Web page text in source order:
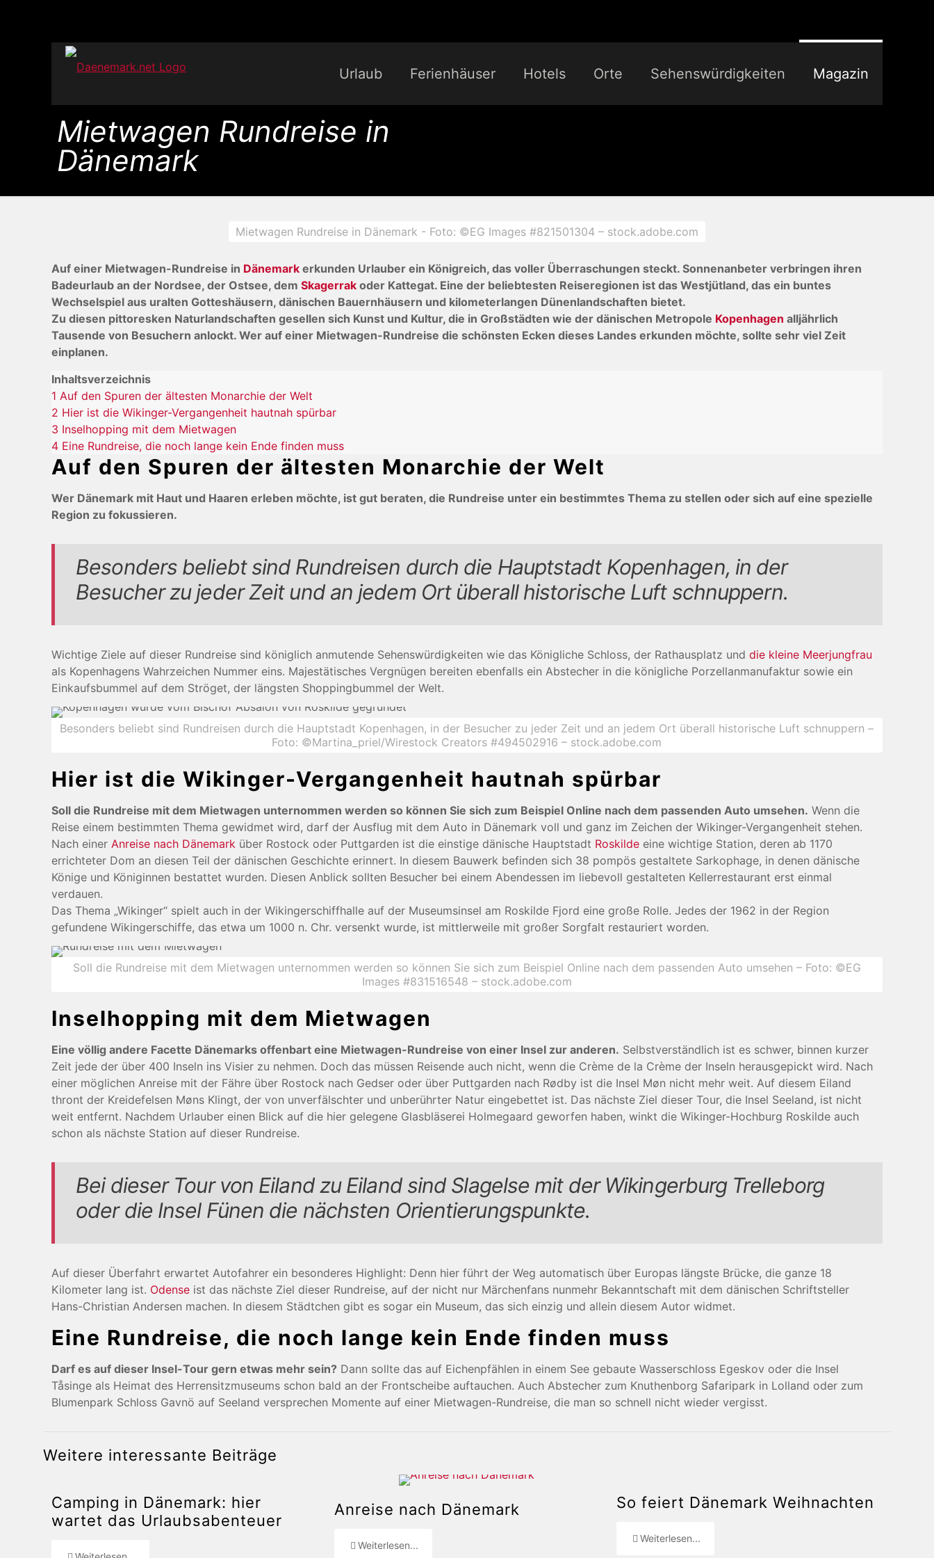
Urlaub Ferienhäuser Hotels Orte Sehenswürdigkeiten Magazin
Mietwagen Rundreise in
Dänemark
Mietwagen Rundreise in Dänemark - Foto: ©EG Images #821501304 – stock.adobe.com
Auf einer Mietwagen-Rundreise in Dänemark erkunden Urlauber ein Königreich, das voller Überraschungen steckt. Sonnenanbeter verbringen ihren
Badeurlaub an der Nordsee, der Ostsee, demSkagerrak oder Kattegat. Eine der beliebtesten Reiseregionen ist das Westjütland, das ein buntes
Wechselspiel aus uralten Gotteshäusern, dänischen Bauernhäusern und kilometerlangen Dünenlandschaften bietet.
Zu diesen pittoresken Naturlandschaften gesellen sich Kunst und Kultur, die in Großstädten wie der dänischen Metropole Kopenhagen alljährlich
Tausende von Besuchern anlockt. Wer auf einer Mietwagen-Rundreise die schönsten Ecken dieses Landes erkunden möchte, sollte sehr viel Zeit
einplanen.
Inhaltsverzeichnis
1 Auf den Spuren der ältesten Monarchie der Welt
2 Hier ist die Wikinger-Vergangenheit hautnah spürbar
3 Inselhopping mit dem Mietwagen
4 Eine Rundreise, die noch lange kein Ende finden muss
Auf den Spuren der ältesten Monarchie der Welt
Wer Dänemark mit Haut und Haaren erleben möchte, ist gut beraten, die Rundreise unter ein bestimmtes Thema zu stellen oder sich auf eine spezielle
Region zu fokussieren.
Besonders beliebt sind Rundreisen durch die Hauptstadt Kopenhagen, in der
Besucher zu jeder Zeit und an jedem Ort überall historische Luft schnuppern.
Wichtige Ziele auf dieser Rundreise sind königlich anmutende Sehenswürdigkeiten wie das Königliche Schloss, der Rathausplatz unddie kleine Meerjungfrau
als Kopenhagens Wahrzeichen Nummer eins. Majestätisches Vergnügen bereiten ebenfalls ein Abstecher in die königliche Porzellanmanufaktur sowie ein
Einkaufsbummel auf dem Ströget, der längsten Shoppingbummel der Welt.
Besonders beliebt sind Rundreisen durch die Hauptstadt Kopenhagen, in der Besucher zu jeder Zeit und an jedem Ort überall historische Luft schnuppern –
Foto: ©Martina_priel/Wirestock Creators #494502916 – stock.adobe.com
Hier ist die Wikinger-Vergangenheit hautnah spürbar
Soll die Rundreise mit dem Mietwagen unternommen werden so können Sie sich zum Beispiel Online nach dem passenden Auto umsehen. Wenn die
Reise einem bestimmten Thema gewidmet wird, darf der Ausflug mit dem Auto in Dänemark voll und ganz im Zeichen der Wikinger-Vergangenheit stehen.
Nach einer Anreise nach Dänemark über Rostock oder Puttgarden ist die einstige dänische Hauptstadt Roskilde eine wichtige Station, deren ab 1170
errichteter Dom an diesen Teil der dänischen Geschichte erinnert. In diesem Bauwerk befinden sich 38 pompös gestaltete Sarkophage, in denen dänische
Könige und Königinnen bestattet wurden. Diesen Anblick sollten Besucher bei einem Abendessen im liebevoll gestalteten Kellerrestaurant erst einmal
verdauen.
Das Thema „Wikinger“ spielt auch in der Wikingerschiffhalle auf der Museumsinsel am Roskilde Fjord eine große Rolle. Jedes der 1962 in der Region
gefundene Wikingerschiffe, das etwa um 1000 n. Chr. versenkt wurde, ist mittlerweile mit großer Sorgfalt restauriert worden.
Soll die Rundreise mit dem Mietwagen unternommen werden so können Sie sich zum Beispiel Online nach dem passenden Auto umsehen – Foto: ©EG
Images #831516548 – stock.adobe.com
Inselhopping mit dem Mietwagen
Eine völlig andere Facette Dänemarks offenbart eine Mietwagen-Rundreise von einer Insel zur anderen. Selbstverständlich ist es schwer, binnen kurzer
Zeit jede der über 400 Inseln ins Visier zu nehmen. Doch das müssen Reisende auch nicht, wenn die Crème de la Crème der Inseln herausgepickt wird. Nach
einer möglichen Anreise mit der Fähre über Rostock nach Gedser oder über Puttgarden nach Rødby ist die Insel Møn nicht mehr weit. Auf diesem Eiland
thront der Kreidefelsen Møns Klingt, der von unverfälschter und unberührter Natur eingebettet ist. Das nächste Ziel dieser Tour, die Insel Seeland, ist nicht
weit entfernt. Nachdem Urlauber einen Blick auf die hier gelegene Glasbläserei Holmegaard geworfen haben, winkt die Wikinger-Hochburg Roskilde auch
schon als nächste Station auf dieser Rundreise.
Bei dieser Tour von Eiland zu Eiland sind Slagelse mit der Wikingerburg Trelleborg
oder die Insel Fünen die nächsten Orientierungspunkte.
Auf dieser Überfahrt erwartet Autofahrer ein besonderes Highlight: Denn hier führt der Weg automatisch über Europas längste Brücke, die ganze 18
Kilometer lang ist. Odense ist das nächste Ziel dieser Rundreise, auf der nicht nur Märchenfans nunmehr Bekanntschaft mit dem dänischen Schriftsteller
Hans-Christian Andersen machen. In diesem Städtchen gibt es sogar ein Museum, das sich einzig und allein diesem Autor widmet.
Eine Rundreise, die noch lange kein Ende finden muss
Darf es auf dieser Insel-Tour gern etwas mehr sein? Dann sollte das auf Eichenpfählen in einem See gebaute Wasserschloss Egeskov oder die Insel
Tåsinge als Heimat des Herrensitzmuseums schon bald an der Frontscheibe auftauchen. Auch Abstecher zum Knuthenborg Safaripark in Lolland oder zum
Blumenpark Schloss Gavnö auf Seeland versprechen Momente auf einer Mietwagen-Rundreise, die man so schnell nicht wieder vergisst.
Weitere interessante Beiträge
Camping in Dänemark: hier
wartet das Urlaubsabenteuer
Anreise nach Dänemark
Weiterlesen...
So feiert Dänemark Weihnachten
Weiterlesen...